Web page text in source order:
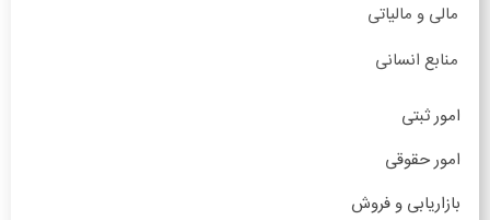
مالی و مالیاتی
منابع انسانی
امور ثبتی
امور حقوقی
بازاریابی و فروش